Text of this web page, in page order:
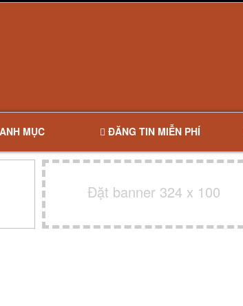
MỤC ĐĂNG TIN MIỄN PHÍ
Đặt banner 324 x 100